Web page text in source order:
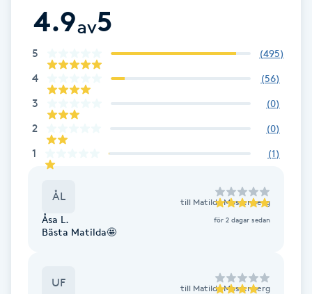
Color correction
Cryoterapi
Damklippning
Dermapen
Enzympeeling
Extensions
4.9av5
5 (495)
4 (56)
3 (0)
2 (0)
1 (1)
ÅL till Matilda Mossenberg
Åsa L. för 2 dagar sedan
Bästa Matilda🤩
UF till Matilda Mossenberg